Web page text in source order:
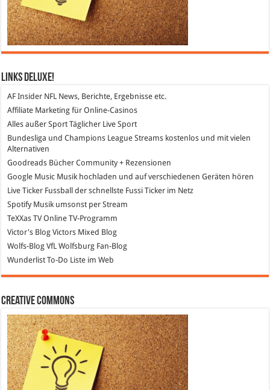
Links DeLuXe!
AF Insider NFL News, Berichte, Ergebnisse etc.
Affiliate Marketing für Online-Casinos
Alles außer Sport Täglicher Live Sport
Bundesliga und Champions League Streams kostenlos und mit vielen
Alternativen
Goodreads Bücher Community + Rezensionen
Google Music Musik hochladen und auf verschiedenen Geräten hören
Live Ticker Fussball der schnellste Fussi Ticker im Netz
SpotifyMusik umsonst per Stream
TeXXas TVOnline TV-Programm
Victor's Blog Victors Mixed Blog
Wolfs-Blog VfL Wolfsburg Fan-Blog
Wunderlist To-Do Liste im Web
Creative Commons